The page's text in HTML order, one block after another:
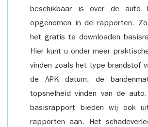
beschikbaar is over de auto
opgenomen in de rapporten.
het gratis te downloaden
Hier kunt u onder meer
vinden zoals het type brandstof
de APK datum, de
topsnelheid vinden van de
basisrapport bieden wij ook
rapporten aan. Het